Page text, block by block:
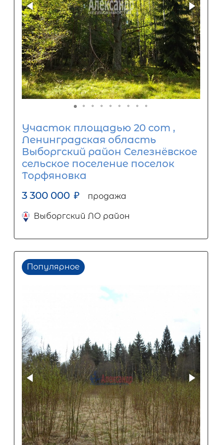
Участок площадью 20 сот ,
Ленинградская область
Выборгский район Селезнёвское
сельское поселение поселок
Торфяновка
3 300 000 ₽ продажа
Выборгский ЛО район
Популярное